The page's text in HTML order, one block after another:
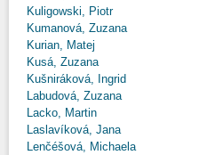
Kuligowski, Piotr
Kumanová, Zuzana
Kurian, Matej
Kusá, Zuzana
Kušniráková, Ingrid
Labudová, Zuzana
Lacko, Martin
Laslavíková, Jana
Lenčéšová, Michaela